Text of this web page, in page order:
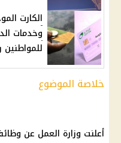
وخدمات
خلاصة الموضوع
أعلنت وزارة العمل عن